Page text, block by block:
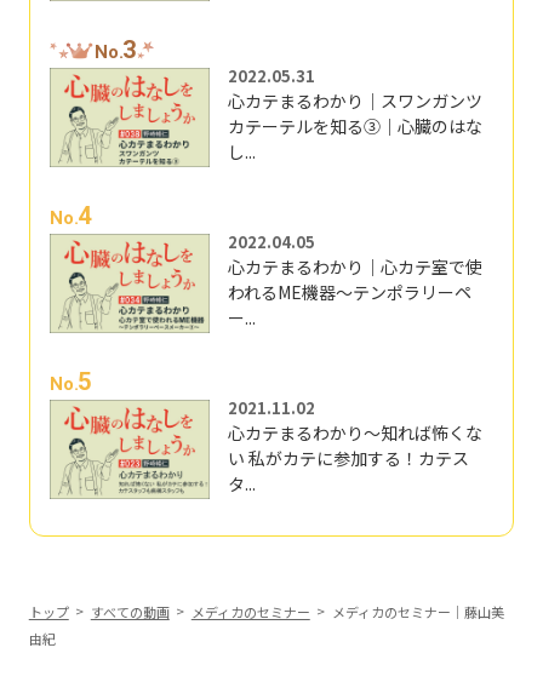
No.3
2022.05.31
心カテまるわかり｜スワンガンツ
カテーテルを知る③｜心臓のはな
し...
No.4
2022.04.05
心カテまるわかり｜心カテ室で使
われるME機器～テンポラリーペ
ー...
No.5
2021.11.02
心カテまるわかり～知れば怖くな
い 私がカテに参加する！カテス
タ...
トップ すべての動画 メディカのセミナー
メディカのセミナー｜藤山美
由紀